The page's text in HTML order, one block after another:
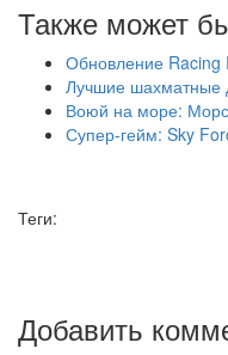
Также может
Обновление Racing
Лучшие шахматные
Воюй на море:
Супер-гейм: Sky
Теги:
Добавить